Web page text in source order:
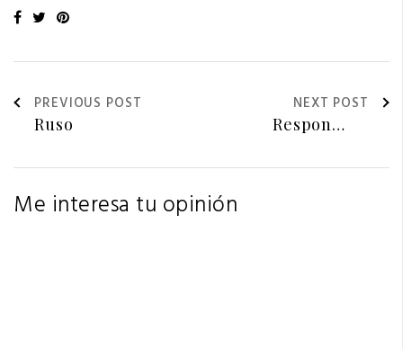
PREVIOUS POST NEXT POST
Me interesa tu opinión